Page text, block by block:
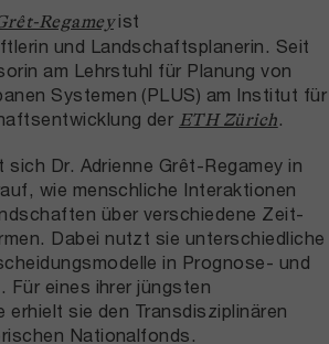
Regameyist
und Landschaftsplanerin. Seit
am Lehrstuhl für Planung von
Systemen (PLUS) am Institut für
der ETH Zürich
Dr. Adrienne Grêt-Regamey in
wie menschliche Interaktionen
über verschiedene Zeit-
Dabei nutzt sie unterschiedliche
in Prognose- und
Für eines ihrer jüngsten
erhielt sie den Transdisziplinären
Nationalfonds.